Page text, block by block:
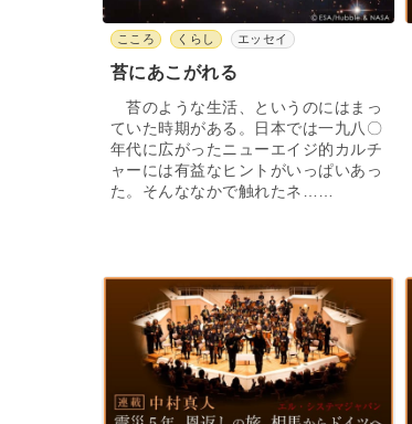
こころ くらし エッセイ
苔にあこがれる
苔のような生活、というのにはまっ
ていた時期がある。日本では一九八〇
年代に広がったニューエイジ的カルチ
ャーには有益なヒントがいっぱいあっ
た。そんななかで触れたネ……